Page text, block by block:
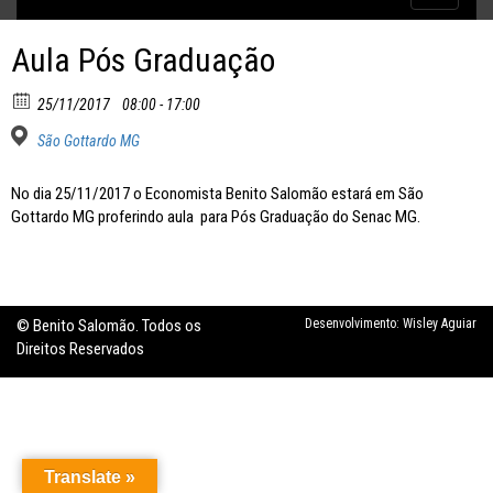
Aula Pós Graduação
25/11/2017 08:00 - 17:00
São Gottardo MG
No dia 25/11/2017 o Economista Benito Salomão estará em São
Gottardo MG proferindo aula para Pós Graduação do Senac MG.
© Benito Salomão. Todos os
Direitos Reservados
Desenvolvimento: Wisley Aguiar
Translate »